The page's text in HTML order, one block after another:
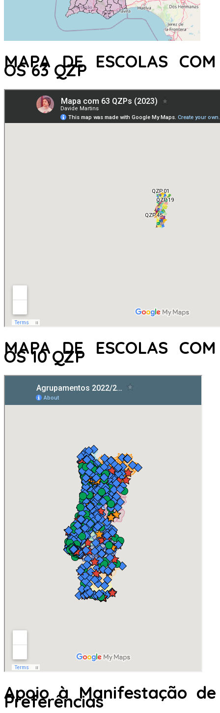
MAPA DE ESCOLAS COM
OS 63 QZP
MAPA DE ESCOLAS COM
OS 10 QZP
Apoio à Manifestação de
Preferências